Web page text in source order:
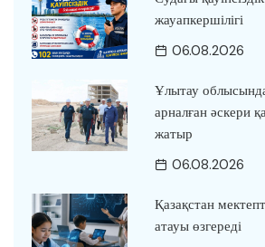
жауапкершілігі
06.08.2026
Ұлытау
арналған әскери
жатыр
06.08.2026
Қазақстан
атауы өзгереді